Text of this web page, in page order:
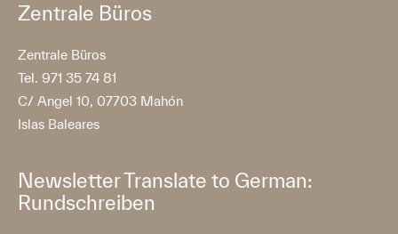
Zentrale Büros
Zentrale Büros
Tel. 971 35 74 81
C/ Angel 10, 07703 Mahón
Islas Baleares
Newsletter Translate to German:
Rundschreiben